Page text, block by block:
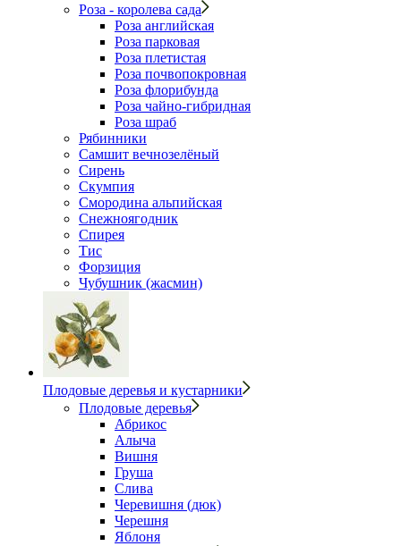
Роза - королева сада
Роза английская
Роза парковая
Роза плетистая
Роза почвопокровная
Роза флорибунда
Роза чайно-гибридная
Роза шраб
Рябинники
Самшит вечнозелёный
Сирень
Скумпия
Смородина альпийская
Снежноягодник
Спирея
Тис
Форзиция
Чубушник (жасмин)
Плодовые деревья и кустарники
Плодовые деревья
Абрикос
Алыча
Вишня
Груша
Слива
Черевишня (дюк)
Черешня
Яблоня